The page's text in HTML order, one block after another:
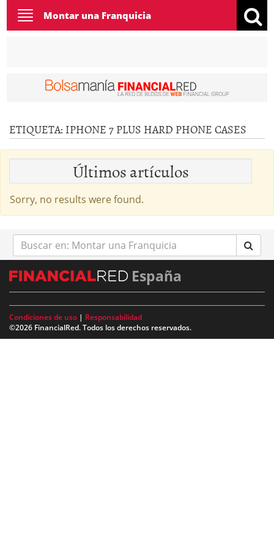
Toggle
navigation
Montar una Franquicia
ETIQUETA: IPHONE 7 PLUS HARD PHONE CASES
Últimos artículos
Sorry, no results were found.
Buscar
en:
España
Condiciones de uso | Responsabilidad
©2026 FinancialRed. Todos los derechos reservados.